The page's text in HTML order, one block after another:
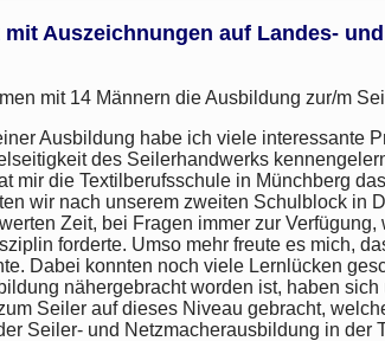
Auszeichnungen auf Landes-
mit 14 Männern die Ausbildung zur/m
Ausbildung habe ich viele interessante
des Seilerhandwerks
mir die Textilberufsschule in Münchberg
wir nach unserem zweiten Schulblock in
Zeit, bei Fragen immer zur
forderte. Umso mehr freute es mich,
Dabei konnten noch viele Lernlücken
nähergebracht worden ist, haben
Seiler auf dieses Niveau gebracht,
Seiler- und Netzmacherausbildung in der